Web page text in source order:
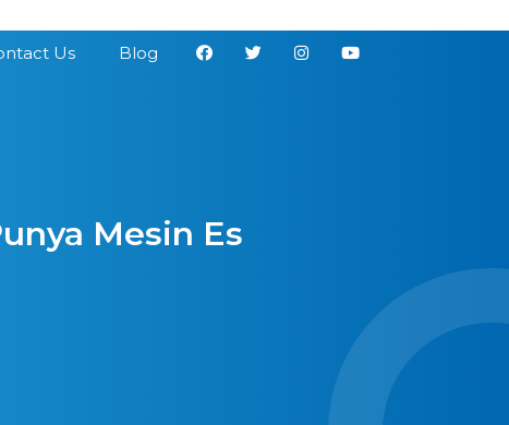
Us Blog
Mesin Es